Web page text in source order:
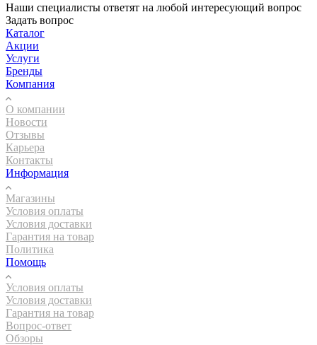
Наши специалисты ответят на любой интересующий вопрос
Задать вопрос
Каталог
Акции
Услуги
Бренды
Компания
О компании
Новости
Отзывы
Карьера
Контакты
Информация
Магазины
Условия оплаты
Условия доставки
Гарантия на товар
Политика
Помощь
Условия оплаты
Условия доставки
Гарантия на товар
Вопрос-ответ
Обзоры